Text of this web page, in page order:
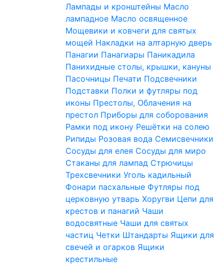
Лампады и кронштейны Масло
лампадное Масло освященное
Мощевики и ковчеги для святых
мощей Накладки на алтарную дверь
Панагии Панагиары Паникадила
Панихидные столы, крышки, кануны
Пасочницы Печати Подсвечники
Подставки Полки и футляры под
иконы Престолы, Облачения на
престол Приборы для соборования
Рамки под икону Решётки на солею
Рипиды Розовая вода Семисвечники
Сосуды для елея Сосуды для миро
Стаканы для лампад Стрючицы
Трехсвечники Уголь кадильный
Фонари пасхальные Футляры под
церковную утварь Хоругви Цепи для
крестов и панагий Чаши
водосвятные Чаши для святых
частиц Четки Штандарты Ящики для
свечей и огарков Ящики
крестильные